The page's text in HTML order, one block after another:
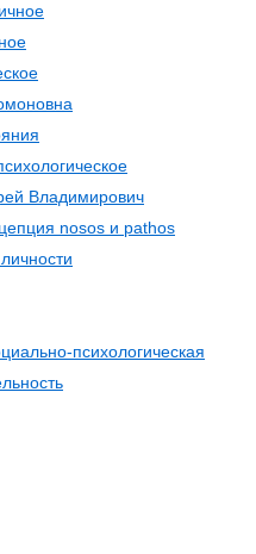
Владимирович
nosos и pathos
психологическая